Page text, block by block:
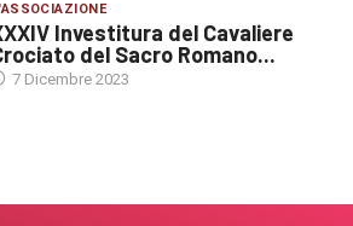
Investitura del Cavaliere
del Sacro Romano...
7 Dicembre 2023